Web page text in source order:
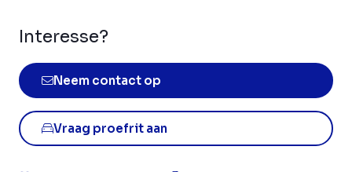
Interesse?
Neem contact op
Vraag proefrit aan